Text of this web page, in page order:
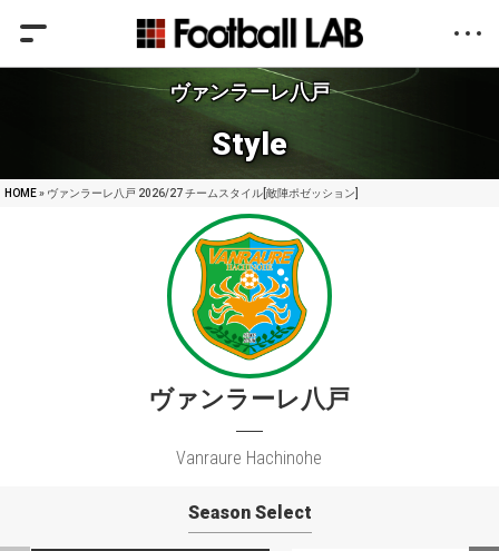
ヴァンラーレ八戸
Style
HOME» ヴァンラーレ八戸 2026/27 チームスタイル[敵陣ポゼッション]
ヴァンラーレ八戸
Vanraure Hachinohe
Season Select